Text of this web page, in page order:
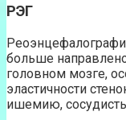
РЭГ
больше
головном мозге,
эластичности
ишемию,